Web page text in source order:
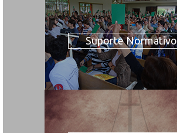
Suporte Normativo